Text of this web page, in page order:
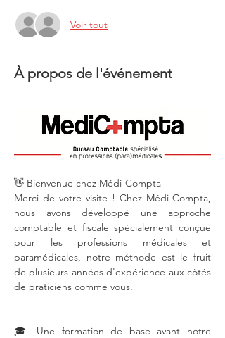
Voir tout
À propos de l'événement
👋 Bienvenue chez Médi-Compta
Merci de votre visite ! Chez Médi-Compta,
nous avons développé une approche
comptable et fiscale spécialement conçue
pour les professions médicales et
paramédicales, notre méthode est le fruit
de plusieurs années d'expérience aux côtés
de praticiens comme vous.
🎓 Une formation de base avant notre